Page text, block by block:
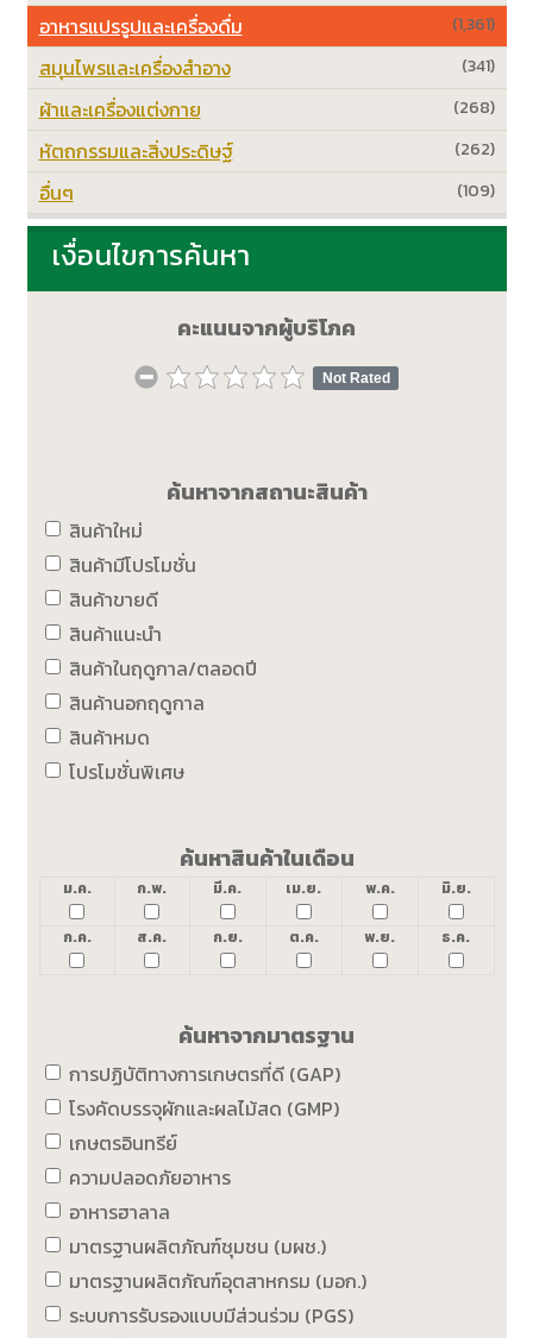
(1,361)
อาหารแปรรูปและเครื่องดื่ม
(341)
สมุนไพรและเครื่องสำอาง
(268)
ผ้าและเครื่องแต่งกาย
(262)
หัตถกรรมและสิ่งประดิษฐ์
(109)
อื่นๆ
เงื่อนไขการค้นหา
คะแนนจากผู้บริโภค
Not Rated
ค้นหาจากสถานะสินค้า
สินค้าใหม่
สินค้ามีโปรโมชั่น
สินค้าขายดี
สินค้าแนะนำ
สินค้าในฤดูกาล/ตลอดปี
สินค้านอกฤดูกาล
สินค้าหมด
โปรโมชั่นพิเศษ
ค้นหาสินค้าในเดือน
ม.ค. ก.พ. มี.ค. เม.ย. พ.ค. มิ.ย.
ก.ค. ส.ค. ก.ย. ต.ค. พ.ย. ธ.ค.
ค้นหาจากมาตรฐาน
การปฏิบัติทางการเกษตรที่ดี (GAP)
โรงคัดบรรจุผักและผลไม้สด (GMP)
เกษตรอินทรีย์
ความปลอดภัยอาหาร
อาหารฮาลาล
มาตรฐานผลิตภัณฑ์ชุมชน (มผช.)
มาตรฐานผลิตภัณฑ์อุตสาหกรม (มอก.)
ระบบการรับรองแบบมีส่วนร่วม (PGS)